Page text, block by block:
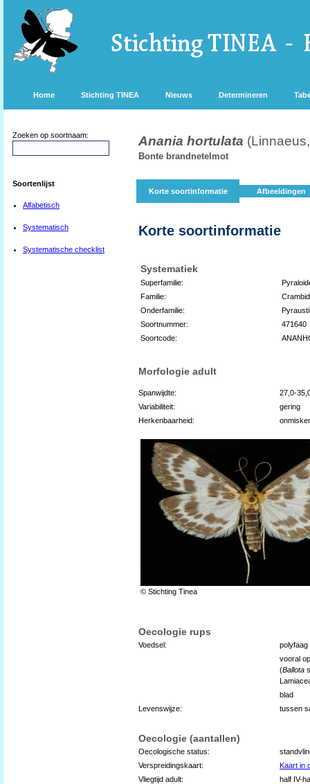
Home Stichting TINEA Nieuws Determineren
Zoeken op soortnaam:
Soortenlijst
Alfabetisch
Systematisch
Systematische checklist
Anania hortulata
Bonte brandnetelmot
Korte soortinformatie Afbeeldingen
Korte soortinformatie
Systematiek
Superfamilie:
Familie:
Onderfamilie:
Soortnummer:
471640
Soortcode:
Morfologie adult
Spanwijdte:
27,0-
Variabiliteit:
gering
Herkenbaarheid:
© Stichting Tinea
Oecologie rups
Voedsel:
polyfaag
vooral
(Ballota
blad
Levenswijze:
tussen
Oecologie (aantallen)
Oecologische status:
Verspreidingskaart:
Kaart in
Vliegtijd adult:
half IV-